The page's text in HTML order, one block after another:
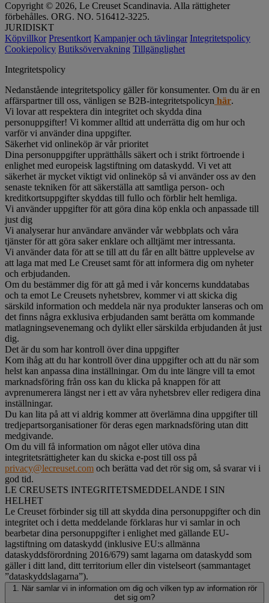
Copyright © 2026, Le Creuset Scandinavia. Alla rättigheter
förbehålles. ORG. NO. 516412-3225.
JURIDISKT
Köpvillkor Presentkort Kampanjer och tävlingar Integritetspolicy
Cookiepolicy Butiksövervakning Tillgänglighet
Integritetspolicy
Nedanstående integritetspolicy gäller för konsumenter. Om du är en
affärspartner till oss, vänligen se B2B-integritetspolicyn här.
Vi lovar att respektera din integritet och skydda dina
personuppgifter! Vi kommer alltid att underrätta dig om hur och
varför vi använder dina uppgifter.
Säkerhet vid onlineköp är vår prioritet
Dina personuppgifter upprätthålls säkert och i strikt förtroende i
enlighet med europeisk lagstiftning om dataskydd. Vi vet att
säkerhet är mycket viktigt vid onlineköp så vi använder oss av den
senaste tekniken för att säkerställa att samtliga person- och
kreditkortsuppgifter skyddas till fullo och förblir helt hemliga.
Vi använder uppgifter för att göra dina köp enkla och anpassade till
just dig
Vi analyserar hur användare använder vår webbplats och våra
tjänster för att göra saker enklare och alltjämt mer intressanta.
Vi använder data för att se till att du får en allt bättre upplevelse av
att laga mat med Le Creuset samt för att informera dig om nyheter
och erbjudanden.
Om du bestämmer dig för att gå med i vår koncerns kunddatabas
och ta emot Le Creusets nyhetsbrev, kommer vi att skicka dig
särskild information och meddela när nya produkter lanseras och om
det finns några exklusiva erbjudanden samt berätta om kommande
matlagningsevenemang och dylikt eller särskilda erbjudanden åt just
dig.
Det är du som har kontroll över dina uppgifter
Kom ihåg att du har kontroll över dina uppgifter och att du när som
helst kan anpassa dina inställningar. Om du inte längre vill ta emot
marknadsföring från oss kan du klicka på knappen för att
avprenumerera längst ner i ett av våra nyhetsbrev eller redigera dina
inställningar.
Du kan lita på att vi aldrig kommer att överlämna dina uppgifter till
tredjepartsorganisationer för deras egen marknadsföring utan ditt
medgivande.
Om du vill få information om något eller utöva dina
integritetsrättigheter kan du skicka e-post till oss på
privacy@lecreuset.com och berätta vad det rör sig om, så svarar vi i
god tid.
LE CREUSETS INTEGRITETSMEDDELANDE I SIN
HELHET
Le Creuset förbinder sig till att skydda dina personuppgifter och din
integritet och i detta meddelande förklaras hur vi samlar in och
bearbetar dina personuppgifter i enlighet med gällande EU-
lagstiftning om dataskydd (inklusive EU:s allmänna
dataskyddsförordning 2016/679) samt lagarna om dataskydd som
gäller i ditt land, ditt territorium eller din vistelseort (sammantaget
”dataskyddslagarna”).
1. När samlar vi in information om dig och vilken typ av information rör
det sig om?